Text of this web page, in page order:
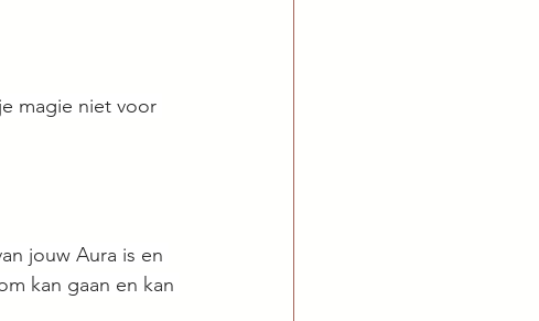
magie niet voor
jouw Aura is en
kan gaan en kan